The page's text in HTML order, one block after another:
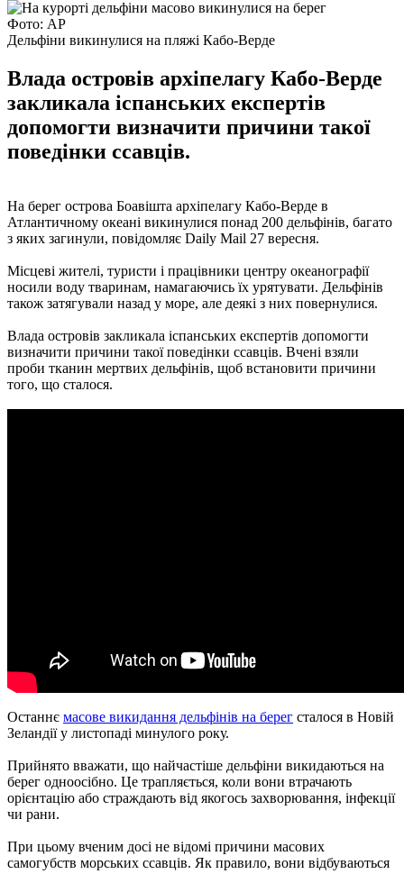
Фото: AP
Дельфіни викинулися на пляжі Кабо-Верде
Влада островів архіпелагу Кабо-Верде
закликала іспанських експертів
допомогти визначити причини такої
поведінки ссавців.
На берег острова Боавішта архіпелагу Кабо-Верде в
Атлантичному океані викинулися понад 200 дельфінів, багато
з яких загинули, повідомляє Daily Mail 27 вересня.
Місцеві жителі, туристи і працівники центру океанографії
носили воду тваринам, намагаючись їх урятувати. Дельфінів
також затягували назад у море, але деякі з них повернулися.
Влада островів закликала іспанських експертів допомогти
визначити причини такої поведінки ссавців. Вчені взяли
проби тканин мертвих дельфінів, щоб встановити причини
того, що сталося.
Останнє масове викидання дельфінів на берег сталося в Новій
Зеландії у листопаді минулого року.
Прийнято вважати, що найчастіше дельфіни викидаються на
берег одноосібно. Це трапляється, коли вони втрачають
орієнтацію або страждають від якогось захворювання, інфекції
чи рани.
При цьому вченим досі не відомі причини масових
самогубств морських ссавців. Як правило, вони відбуваються